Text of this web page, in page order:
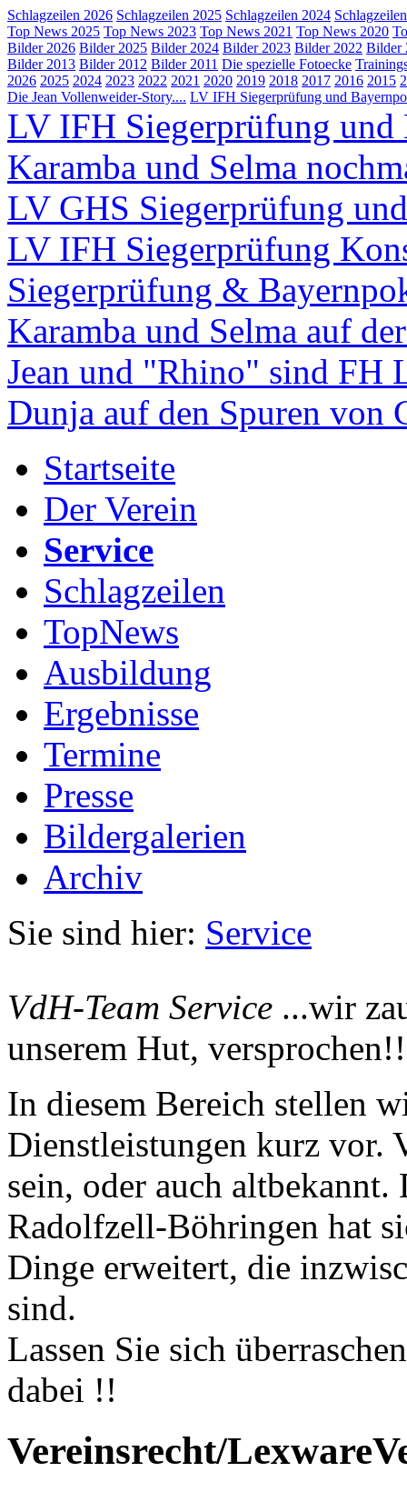
Schlagzeilen 2026 Schlagzeilen 2025 Schlagzeilen 2024
Top News 2025 Top News 2023 Top News 2021 Top News 2020
Bilder 2026 Bilder 2025 Bilder 2024 Bilder 2023 Bilder 2022 Bilder
Bilder 2013 Bilder 2012 Bilder 2011 Die spezielle Fotoecke
2026 2025 2024 2023 2022 2021 2020 2019 2018 2017 2016 2015
Die Jean Vollenweider-Story.... LV IFH Siegerprüfung und
LV IFH Siegerprüfung
Karamba und Selma
LV GHS Siegerprüfung
LV IFH Siegerprüfung
Siegerprüfung &
Karamba und Selma auf
Jean und "Rhino" sind FH
Dunja auf den Spuren von
Startseite
Der Verein
Service
Schlagzeilen
TopNews
Ausbildung
Ergebnisse
Termine
Presse
Bildergalerien
Archiv
Sie sind hier: Service
VdH-Team Service ...wir
unserem Hut, versprochen!!
In diesem Bereich stellen
Dienstleistungen kurz vor.
sein, oder auch
Radolfzell-Böhringen hat
Dinge erweitert, die
sind.
Lassen Sie sich
dabei !!
Vereinsrecht/